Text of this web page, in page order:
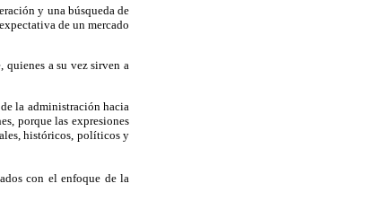
y una búsqueda de
de un mercado
quienes a su vez sirven a
la administración hacia
porque las expresiones
históricos, políticos y
con el enfoque de la